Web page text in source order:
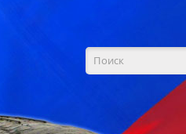
Форма поиска